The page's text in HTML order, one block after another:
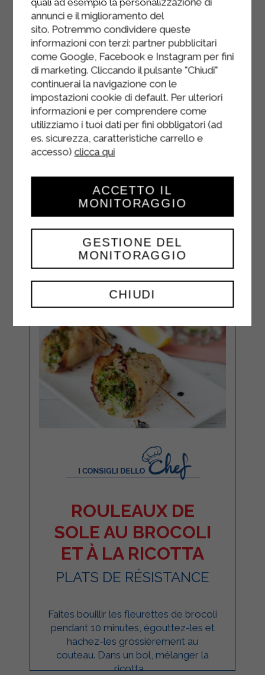
Dans le même wok, ajoutez la purée
de tomates, le sucre, le vinaigre de
vin, la sauce soja et le jus d'ananas.
Porter à ébullition. Ajouter deux
cuillères à soupe de fécule de maïs
dissoutes dans 200 ml d'eau froide.
Laisser épaissir la sauce aigre-
douce, puis ajouter le porc et les
légumes frits.
instants avant de servir.
ROULEAUX DE
SOLE AU BROCOLI
ET À LA RICOTTA
PLATS DE RÉSISTANCE
Faites bouillir les fleurettes de brocoli
pendant 10 minutes, égouttez-les et
hachez-les grossièrement au
couteau. Dans un bol, mélanger la
ricotta ...
annunci e il miglioramento del
sito. Potremmo condividere queste
informazioni con terzi: partner pubblicitari
come Google, Facebook e Instagram per fini
di marketing. Cliccando il pulsante "Chiudi"
continuerai la navigazione con le
impostazioni cookie di default. Per ulteriori
informazioni e per comprendere come
utilizziamo i tuoi dati per fini obbligatori (ad
es. sicurezza, caratteristiche carrello e
accesso) clicca qui
CHIUDI
GESTIONE DEL
MONITORAGGIO
ACCETTO IL
MONITORAGGIO